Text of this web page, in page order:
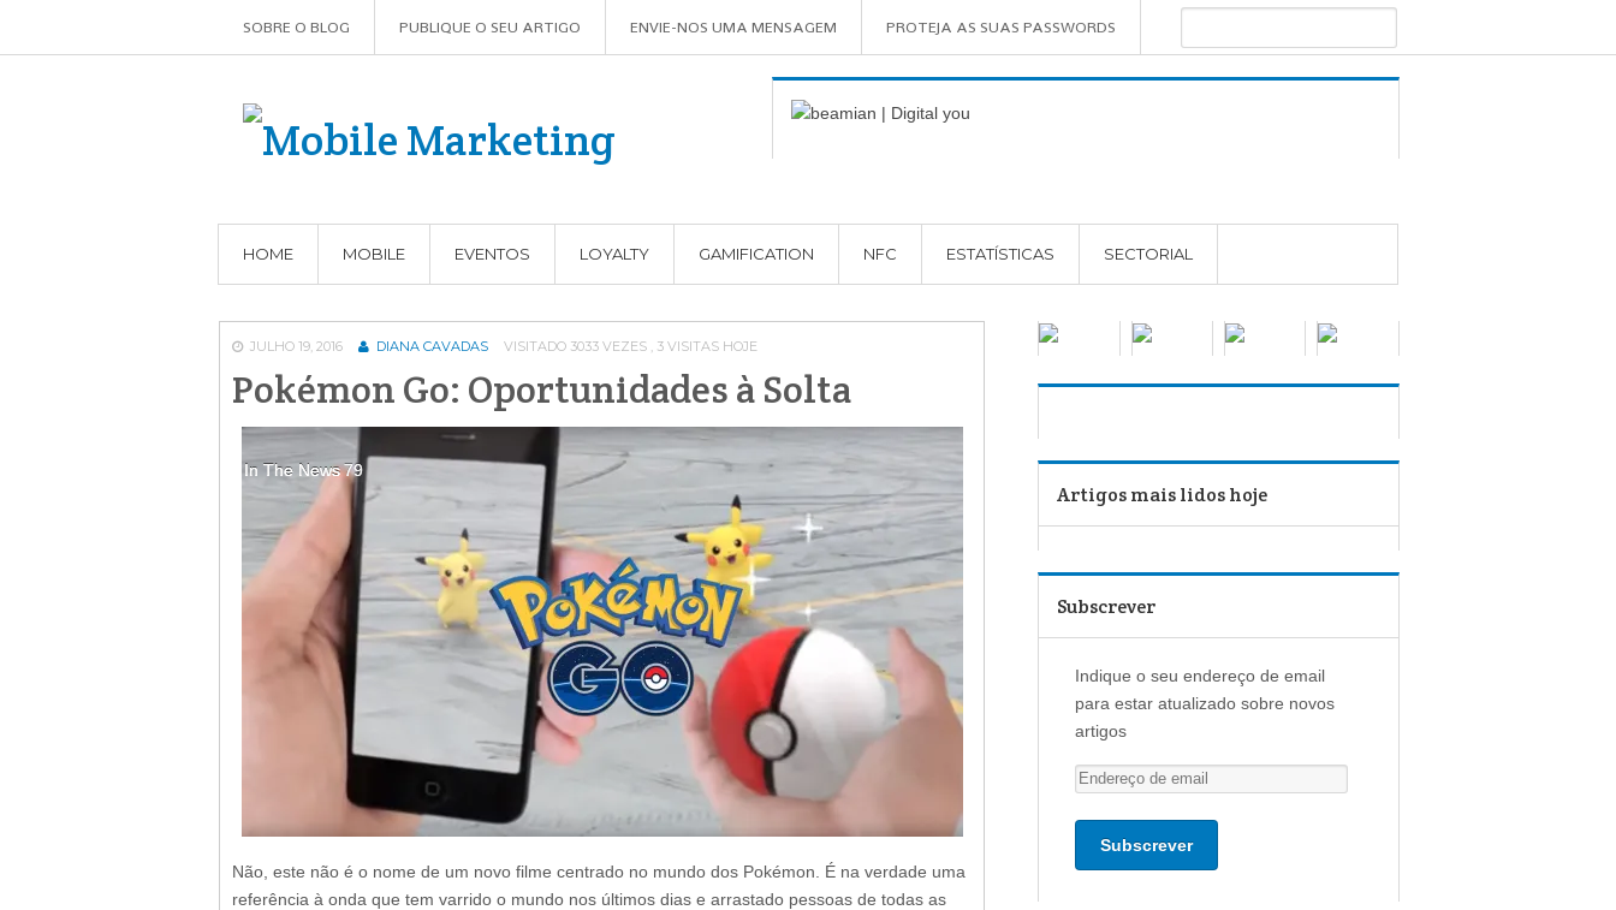
SOBRE O BLOG PUBLIQUE O SEU ARTIGO ENVIE-NOS UMA MENSAGEM PROTEJA AS SUAS PASSWORDS
HOME MOBILE EVENTOS LOYALTY GAMIFICATION NFC ESTATÍSTICAS SECTORIAL
JULHO 19, 2016 DIANA CAVADAS VISITADO 3033 VEZES , 3 VISITAS HOJE
Pokémon Go: Oportunidades à Solta
In The News79
In The News79
In The News79
In The News79
Não, este não é o nome de um novo filme centrado no mundo dos Pokémon. É na verdade uma
referência à onda que tem varrido o mundo nos últimos dias e arrastado pessoas de todas as
Artigos mais lidos hoje
Subscrever
Indique o seu endereço de email
para estar atualizado sobre novos
artigos
E
n
d